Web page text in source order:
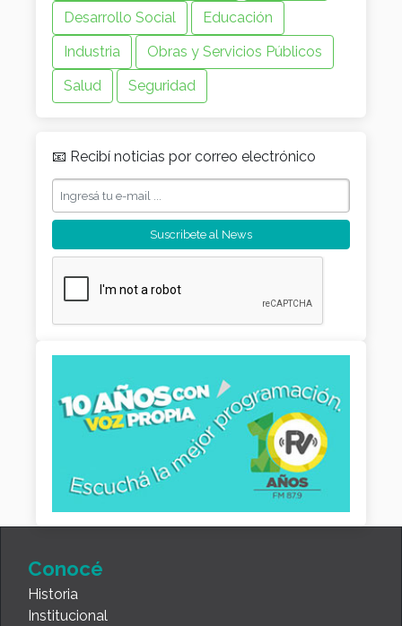
Desarrollo Social
Educación
Industria
Obras y Servicios Públicos
Salud
Seguridad
📧 Recibí noticias por correo electrónico
Conocé
Historia
Institucional